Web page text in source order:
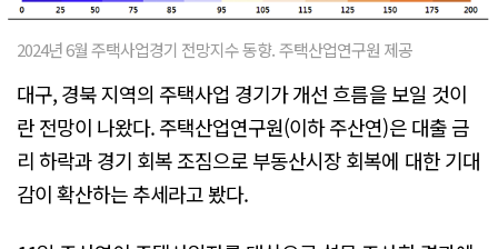
2024년 6월 주택사업경기 전망지수 동향. 주택산업연구원 제공
대구, 경북 지역의 주택사업 경기가 개선 흐름을 보일 것이
란 전망이 나왔다. 주택산업연구원(이하 주산연)은 대출 금
리 하락과 경기 회복 조짐으로 부동산시장 회복에 대한 기대
감이 확산하는 추세라고 봤다.